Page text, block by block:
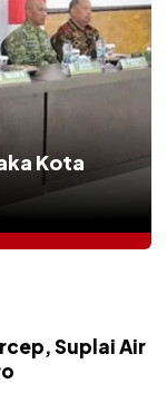
Kota
Suplai Air